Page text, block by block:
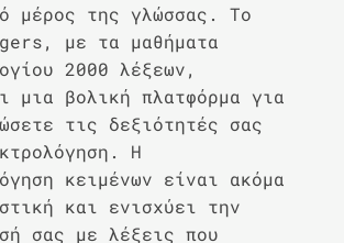
μέρος της γλώσσας. Το
με τα μαθήματα
2000 λέξεων,
μια βολική πλατφόρμα για
τις δεξιότητές σας
Η
κειμένων είναι ακόμα
και ενισχύει την
σας με λέξεις που